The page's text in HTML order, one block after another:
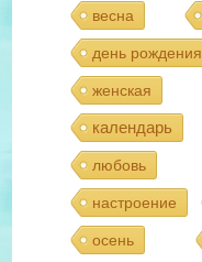
весна
день рождения
женская
календарь
любовь
настроение
осень